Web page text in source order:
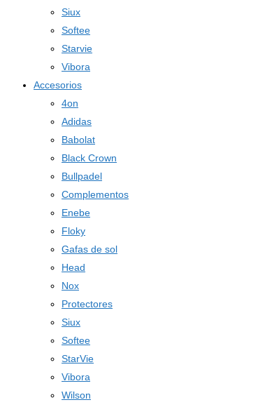
Siux
Softee
Starvie
Vibora
Accesorios
4on
Adidas
Babolat
Black Crown
Bullpadel
Complementos
Enebe
Floky
Gafas de sol
Head
Nox
Protectores
Siux
Softee
StarVie
Vibora
Wilson